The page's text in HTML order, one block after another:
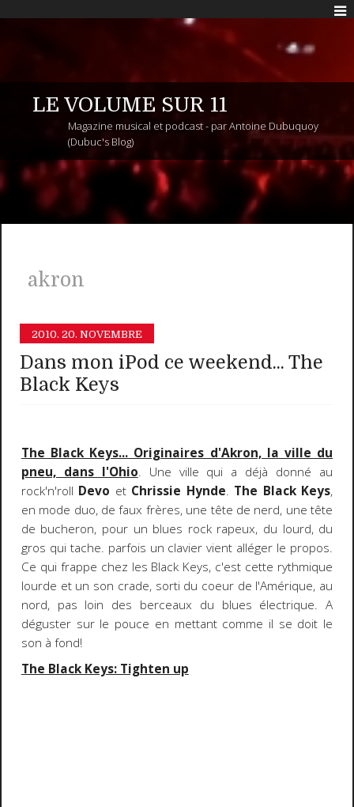
LE VOLUME SUR 11
Magazine musical et podcast - par Antoine Dubuquoy
(Dubuc's Blog)
akron
2010. 20. NOVEMBRE
Dans mon iPod ce weekend... The
Black Keys
The Black Keys... Originaires d'Akron, la ville du
pneu, dans l'Ohio. Une ville qui a déjà donné au
rock'n'roll Devo et Chrissie Hynde. The Black Keys,
en mode duo, de faux frères, une tête de nerd, une tête
de bucheron, pour un blues rock rapeux, du lourd, du
gros qui tache. parfois un clavier vient alléger le propos.
Ce qui frappe chez les Black Keys, c'est cette rythmique
lourde et un son crade, sorti du coeur de l'Amérique, au
nord, pas loin des berceaux du blues électrique. A
déguster sur le pouce en mettant comme il se doit le
son à fond!
The Black Keys: Tighten up